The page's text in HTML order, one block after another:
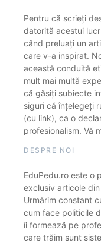
Pentru că scrieți
datorită acestui
când preluați un
care v-a inspirat.
această conduită
mult mai multă
că găsiți subiecte
siguri că înțelegeți
(cu link), ca o
profesionalism. Vă
DESPRE NOI
EduPedu.ro este o
exclusiv articole
Urmărim constant
cum face politicile
îi formează pe
care trăim sunt